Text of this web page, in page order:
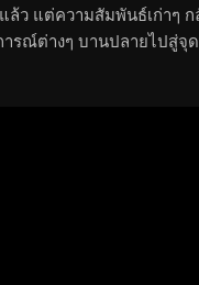
ว แต่ความสัมพันธ์เก่าๆ
รณ์ต่างๆ บานปลายไปสู่จุ